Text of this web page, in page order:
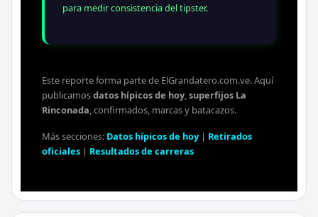
para medir consistencia del tipster.
Este reporte forma parte de ElGrandatero.com.ve. Aquí
publicamosdatos hípicos de hoy,superfijos La
Rinconada, confirmados, marcas y batacazos.
Más secciones: Datos hípicos de hoy| Retirados
oficiales | Resultados de carreras